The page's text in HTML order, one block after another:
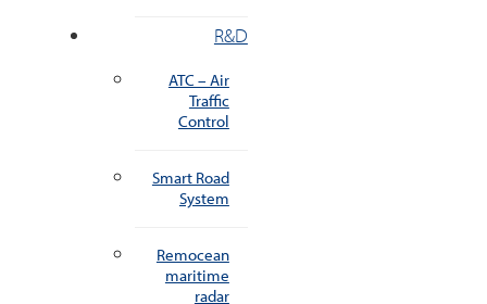
R&D
ATC – Air
Traffic
Control
Smart Road
System
Remocean
maritime
radar